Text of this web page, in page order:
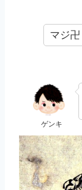
マジ卍
ゲンキ